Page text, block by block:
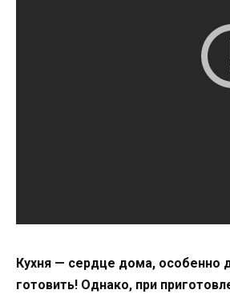
Кухня — сердце дома, особенно
готовить! Однако, при